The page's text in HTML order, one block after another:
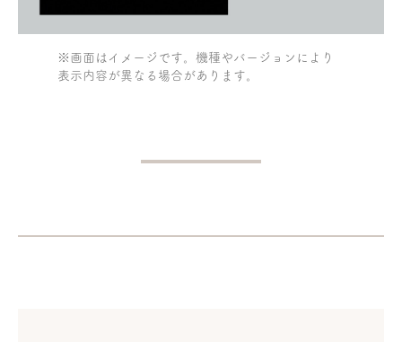
※画面はイメージです。機種やバージョンにより
表示内容が異なる場合があります。